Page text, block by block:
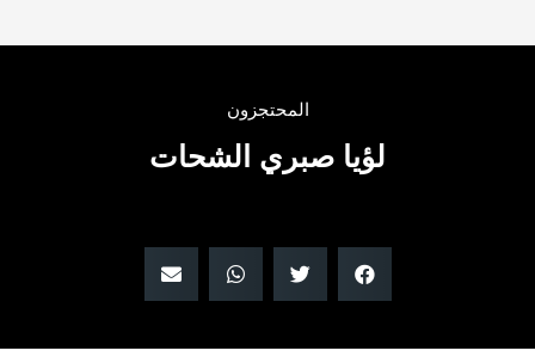
المحتجزون
لؤيا صبري الشحات